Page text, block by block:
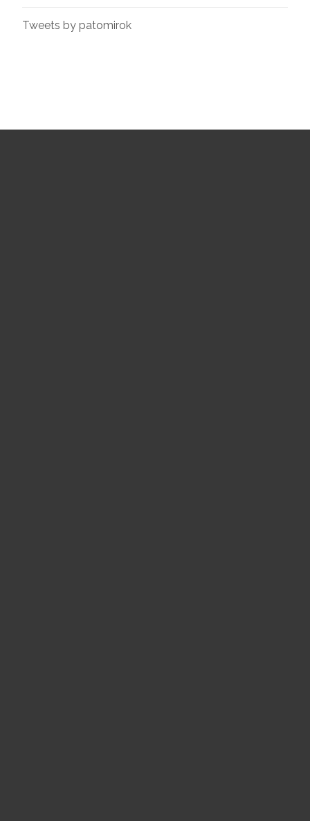
Tweets by patomirok